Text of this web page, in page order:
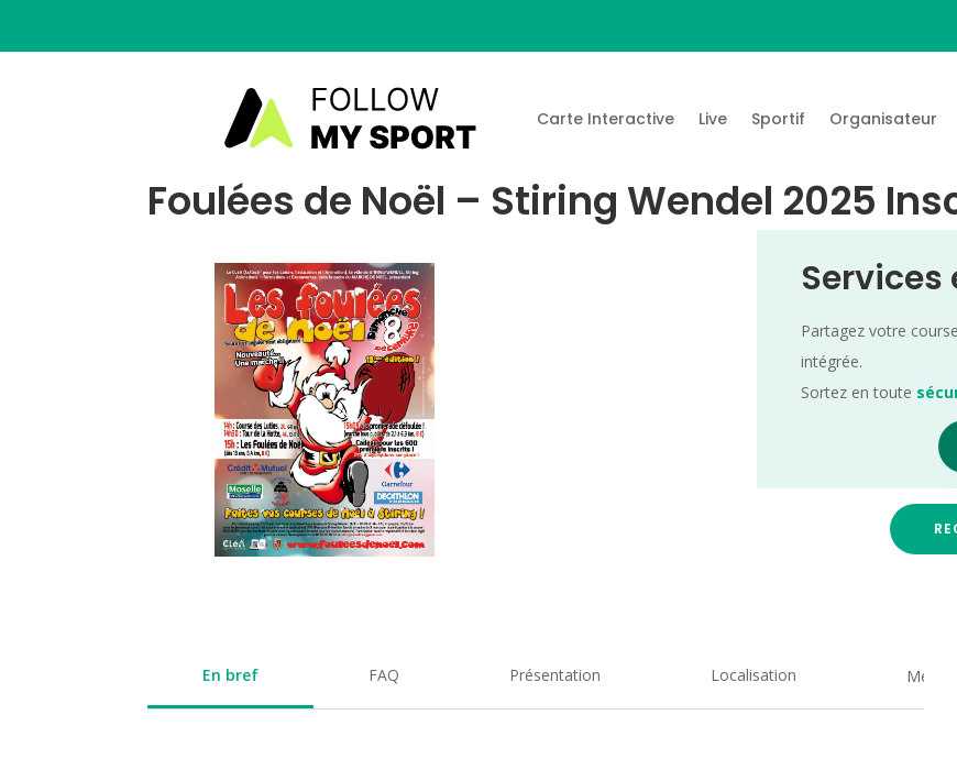
Carte Interactive Live Sportif Organisateur
Foulées de Noël – Stiring Wendel 2025
Services
Partagez votre
intégrée.
Sortez en toute
En bref FAQ Présentation Localisation Medias